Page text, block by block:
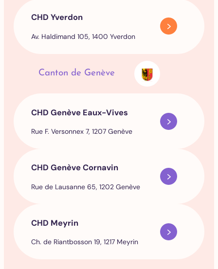
CHD Yverdon
Av. Haldimand 105, 1400 Yverdon
Canton de Genève
CHD Genève Eaux-Vives
Rue F. Versonnex 7, 1207 Genève
CHD Genève Cornavin
Rue de Lausanne 65, 1202 Genève
CHD Meyrin
Ch. de Riantbosson 19, 1217 Meyrin